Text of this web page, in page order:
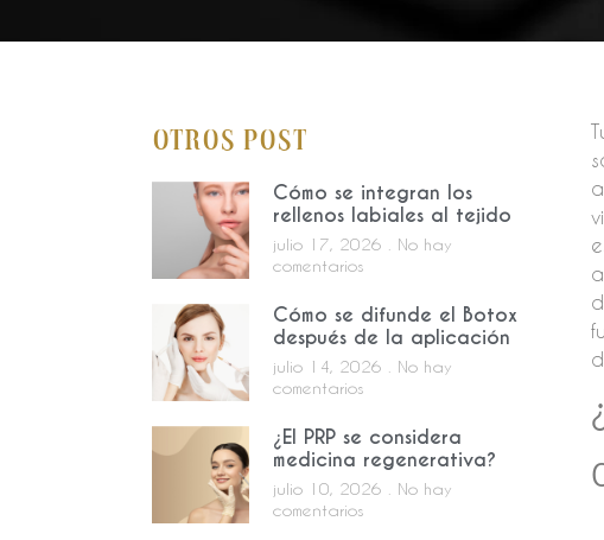
Otros Post
Cómo se integran los
rellenos labiales al tejido
julio 17, 2026
No hay
comentarios
Cómo se difunde el Botox
después de la aplicación
julio 14, 2026
No hay
comentarios
¿El PRP se considera
medicina regenerativa?
julio 10, 2026
No hay
comentarios